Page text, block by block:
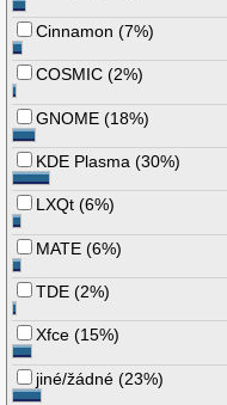
Cinnamon (7%)
COSMIC (2%)
GNOME (18%)
KDE Plasma (30%)
LXQt (6%)
MATE (6%)
TDE (2%)
Xfce (15%)
jiné/žádné (23%)